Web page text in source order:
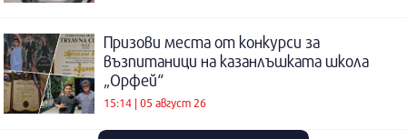
Призови места от конкурси за
възпитаници на казанлъшката школа
„Орфей“
15:14 | 05 август 26